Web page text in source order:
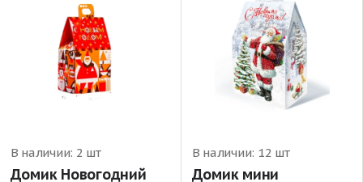
В наличии: 2 шт
Домик Новогодний
В наличии: 12 шт
Домик мини